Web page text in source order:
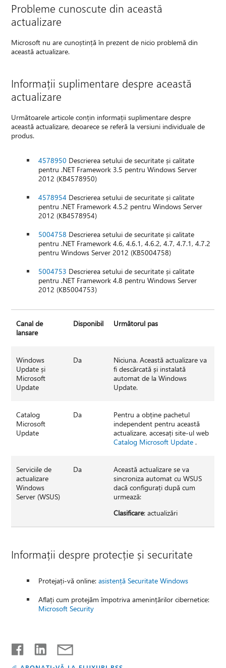
Probleme cunoscute din această
actualizare
Microsoft nu are cunoștință în prezent de nicio problemă din
această actualizare.
Informații suplimentare despre această
actualizare
Următoarele articole conțin informații suplimentare despre
această actualizare, deoarece se referă la versiuni individuale de
produs.
4578950 Descrierea setului de securitate și calitate
pentru .NET Framework 3.5 pentru Windows Server
2012 (KB4578950)
4578954 Descrierea setului de securitate și calitate
pentru .NET Framework 4.5.2 pentru Windows Server
2012 (KB4578954)
5004758 Descrierea setului de securitate și calitate
pentru .NET Framework 4.6, 4.6.1, 4.6.2, 4.7, 4.7.1, 4.7.2
pentru Windows Server 2012 (KB5004758)
5004753 Descrierea setului de securitate și calitate
pentru .NET Framework 4.8 pentru Windows Server
2012 (KB5004753)
Canal de
lansare
Disponibil Următorul pas
Windows
Update și
Microsoft
Update
Da
Niciuna. Această actualizare va
fi descărcată și instalată
automat de la Windows
Update.
Catalog
Microsoft
Update
Da
Pentru a obține pachetul
independent pentru această
actualizare, accesați site-ul web
Catalog Microsoft Update .
Serviciile de
actualizare
Windows
Server (WSUS)
Da
Această actualizare se va
sincroniza automat cu WSUS
dacă configurați după cum
urmează:
Clasificare: actualizări
Informații despre protecție și securitate
Protejați-vă online:asistență Securitate Windows
Aflați cum protejăm împotriva amenințărilor cibernetice:
Microsoft Security